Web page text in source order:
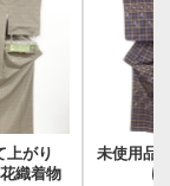
上がり
織着物
未使用品